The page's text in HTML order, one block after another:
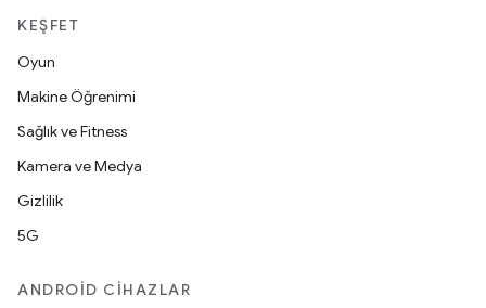
KEŞFET
Oyun
Makine Öğrenimi
Sağlık ve Fitness
Kamera ve Medya
Gizlilik
5G
ANDROID CIHAZLAR